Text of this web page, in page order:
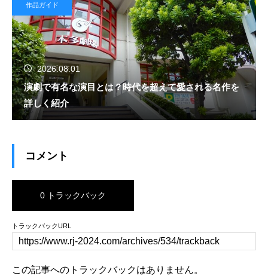
作品ガイド
2026.08.01
演劇で有名な演目とは？時代を超えて愛される名作を
詳しく紹介
コメント
0 トラックバック
トラックバックURL
この記事へのトラックバックはありません。